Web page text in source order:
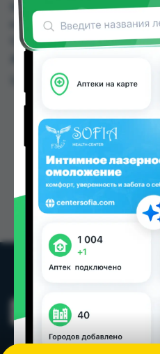
METRONIDAZOL
купить или заказать в
Олмони №2 по цене от
Цена: от50.00 TJS